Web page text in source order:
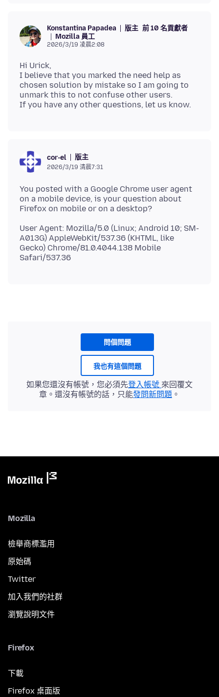
Konstantina Papadea 版主 前 10 名貢獻者
Mozilla 員工
2026/3/19 凌晨2:08
Hi Urick,
I believe that you marked the need help as
chosen solution by mistake so I am going to
unmark this to not confuse other users.
cor-el 版主
2026/3/19 清晨7:31
You posted with a Google Chrome user agent
on a mobile device, is your question about
User Agent: Mozilla/5.0 (Linux; Android 10; SM-
A013G) AppleWebKit/537.36 (KHTML, like
Gecko) Chrome/81.0.4044.138 Mobile
問個問題
我也有這個問題
如果您還沒有帳號，您必須先登入帳號 來回覆文
章。還沒有帳號的話，只能發問新問題 。
Mozilla
檢舉商標濫用
原始碼
Twitter
加入我們的社群
瀏覽說明文件
Firefox
下載
Firefox 桌面版